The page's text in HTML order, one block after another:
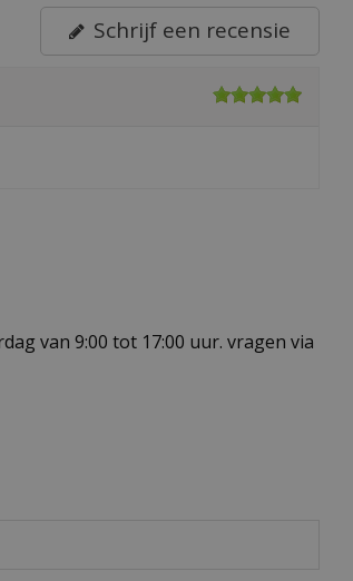
Schrijf een recensie
van 9:00 tot 17:00 uur. vragen via